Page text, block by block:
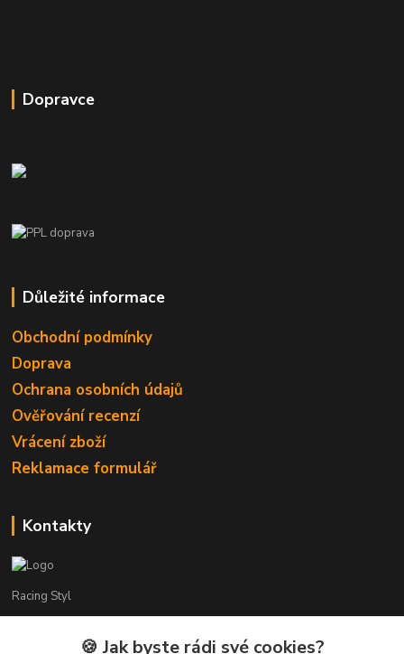
Dopravce
Důležité informace
Obchodní podmínky
Doprava
Ochrana osobních údajů
Ověřování recenzí
Vrácení zboží
Reklamace formulář
Kontakty
Racing Styl
Karel Muláček🍪 Jak byste rádi své cookies?